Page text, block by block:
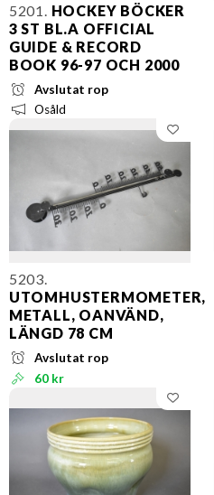
5201.
HOCKEY BÖCKER
3 ST BL.A OFFICIAL
GUIDE & RECORD
BOOK 96-97 OCH 2000
Avslutat rop
Osåld
5203.
UTOMHUSTERMOMETER,
METALL, OANVÄND,
LÄNGD 78 CM
Avslutat rop
60 kr